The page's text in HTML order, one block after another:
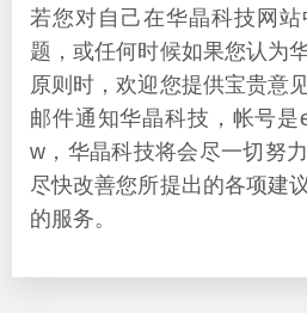
若您对自己在华晶科技网
题，或任何时候如果您认为
原则时，欢迎您提供宝贵意
邮件通知华晶科技，帐号是
w，华晶科技将会尽一切努
尽快改善您所提出的各项建
的服务。